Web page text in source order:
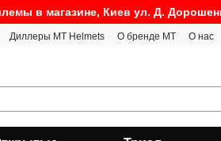
в магазине, Киев ул. Д.
Диллеры MT Helmets О бренде MT О нас